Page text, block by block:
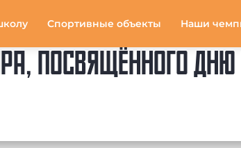
Спортивные объекты Наши
ПОСВЯЩЁННОГО